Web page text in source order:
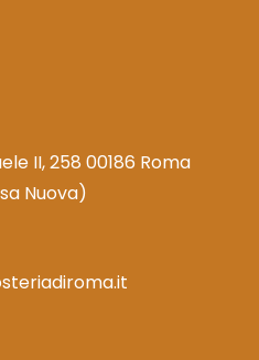
II, 258 00186 Roma
Nuova)